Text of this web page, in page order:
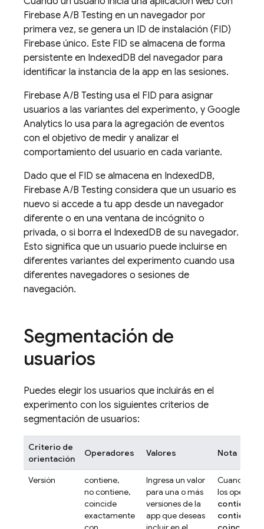
Firebase A/B Testing en un navegador por
primera vez, se genera un ID de instalación (FID)
Firebase único. Este FID se almacena de forma
persistente en IndexedDB del navegador para
identificar la instancia de la app en las sesiones.
Firebase A/B Testing usa el FID para asignar
usuarios a las variantes del experimento, y Google
Analytics lo usa para la agregación de eventos
con el objetivo de medir y analizar el
comportamiento del usuario en cada variante.
Dado que el FID se almacena en IndexedDB,
Firebase A/B Testing considera que un usuario es
nuevo si accede a tu app desde un navegador
diferente o en una ventana de incógnito o
privada, o si borra el IndexedDB de su navegador.
Esto significa que un usuario puede incluirse en
diferentes variantes del experimento cuando usa
diferentes navegadores o sesiones de
navegación.
Segmentación de
usuarios
Puedes elegir los usuarios que incluirás en el
experimento con los siguientes criterios de
segmentación de usuarios:
Criterio de
orientación
Operadores Valores Nota
Versión
contiene,
no contiene,
coincide
exactamente
Ingresa un valor
para una o más
versiones de la
app que deseas
Cuando
los
contiene
contiene